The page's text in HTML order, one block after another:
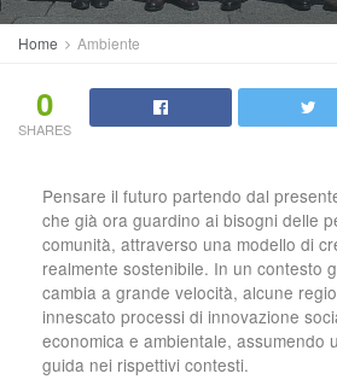
Home Ambiente
0
SHARES
Pensare il futuro partendo dal
che già ora guardino ai bisogni delle
comunità, attraverso una modello di
realmente sostenibile. In un contesto
cambia a grande velocità, alcune
innescato processi di innovazione
economica e ambientale, assumendo
guida nei rispettivi contesti.